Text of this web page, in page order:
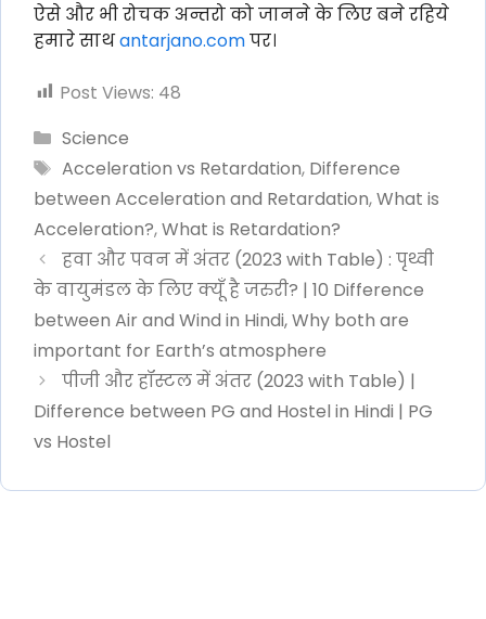
ऐसे और भी रोचक अन्तरो को जानने के लिए बने रहिये
हमारे साथantarjano.comपर।
Post Views: 48
Categories
Science
Tags
Acceleration vs Retardation, Difference
between Acceleration and Retardation,What is
Acceleration?,What is Retardation?
हवा और पवन में अंतर (2023 with Table) : पृथ्वी
के वायुमंडल के लिए क्यूँ है जरुरी? | 10 Difference
between Air and Wind in Hindi, Why both are
important for Earth’s atmosphere
पीजी और हॉस्टल में अंतर (2023 with Table) |
Difference between PG and Hostel in Hindi | PG
vs Hostel